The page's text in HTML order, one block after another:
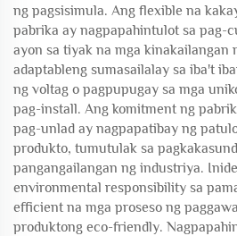
ng pagsisimula. Ang flexible na
pabrika ay nagpapahintulot sa pag-
ayon sa tiyak na mga kinakailangan
adaptableng sumasailalay sa iba't
ng voltag o pagpupugay sa mga
pag-install. Ang komitment ng
pag-unlad ay nagpapatibay ng
produkto, tumutulak sa
pangangailangan ng industriya.
environmental responsibility sa
efficient na mga proseso ng
produktong eco-friendly.